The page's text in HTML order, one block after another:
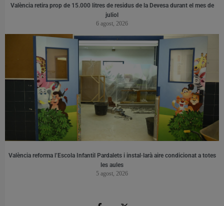
València retira prop de 15.000 litres de residus de la Devesa durant el mes de
juliol
6 agost, 2026
València reforma l’Escola Infantil Pardalets i instal·larà aire condicionat a totes
les aules
5 agost, 2026